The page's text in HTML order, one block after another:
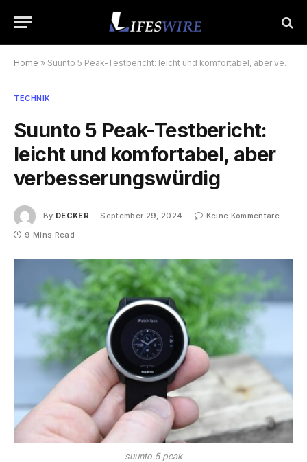
Home » Suunto 5 Peak-Testbericht: leicht und komfortabel, aber verbesserungswürdig
TECHNIK
Suunto 5 Peak-Testbericht:
leicht und komfortabel, aber
verbesserungswürdig
By DECKER September 29, 2024
Keine Kommentare
9 Mins Read
suunto 5 peak